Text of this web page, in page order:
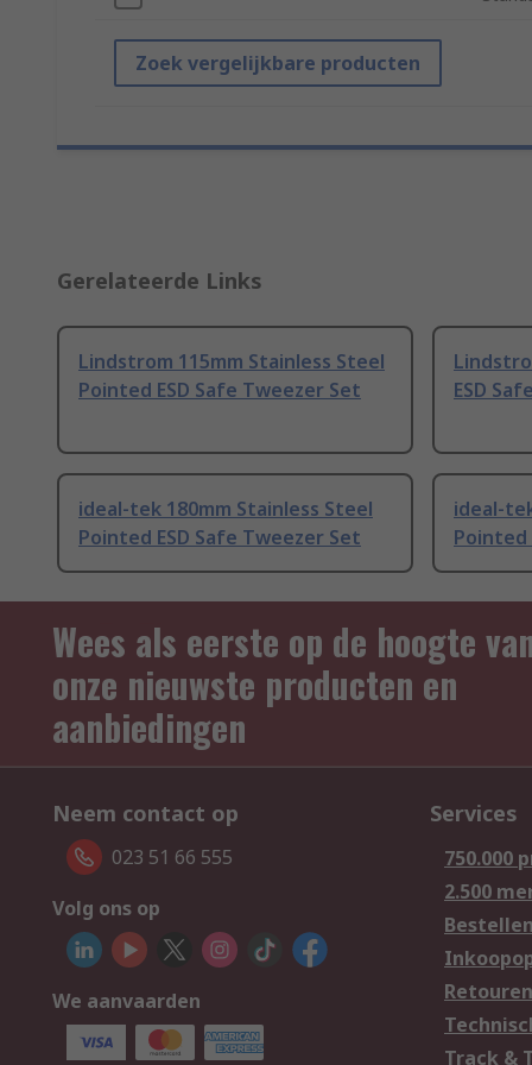
Zoek vergelijkbare producten
Gerelateerde Links
Lindstrom 115mm Stainless Steel
Pointed ESD Safe Tweezer Set
ESD
ideal-tek 180mm Stainless Steel
Pointed ESD Safe Tweezer Set
ideal-
Pointed
Wees als eerste op de hoogte
onze nieuwste producten en
aanbiedingen
Neem contact op
023 51 66 555
Volg ons op
We aanvaarden
Services
750.000
2.500
Bestellen
Retouren
Track &